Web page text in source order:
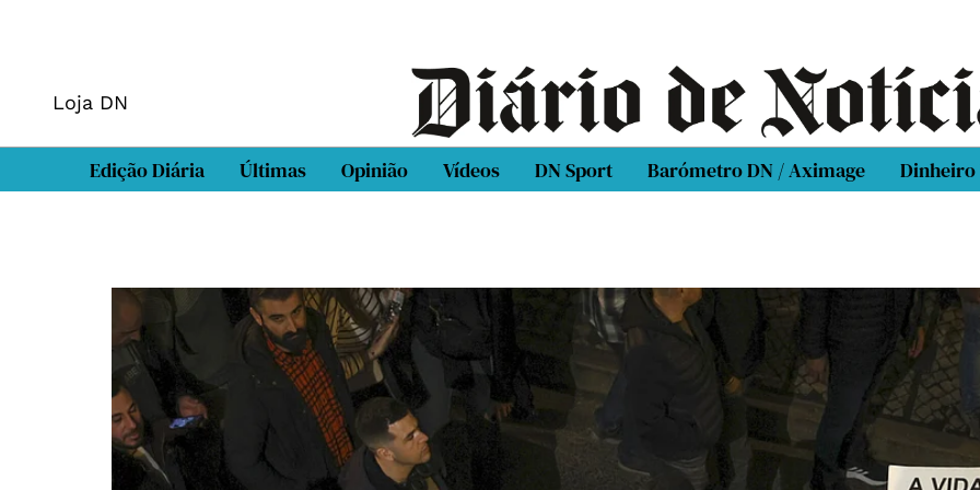
Loja DN
Edição Diária Últimas Opinião Vídeos DN Sport Barómetro DN / Aximage Dinheiro